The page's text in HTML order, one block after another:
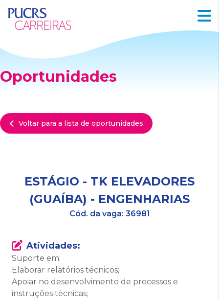
Oportunidades
Voltar para a lista de oportunidades
ESTÁGIO - TK ELEVADORES
(GUAÍBA) - ENGENHARIAS
Cód. da vaga: 36981
Atividades:
Suporte em:
Elaborar relatórios técnicos;
Apoiar no desenvolvimento de processos e
instruções técnicas;